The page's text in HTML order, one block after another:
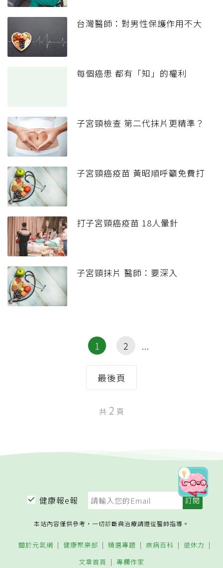
台灣醫師：對男性保護作用不大
每個癌患 都有「知」的權利
子宮頸檢查 第二代抹片更精準？
子宮頸癌疫苗 黃昭順呼籲免費打
打子宮頸癌疫苗 18人暈針
子宮頸抹片 醫師：要深入
1 2
最後頁
共 2 頁
健康報e報
本站內容僅供參考，一切診斷與治療請遵從醫師指導。
關於元氣網 健康聚樂部 精選專題 疾病百科
退休力
文章首頁
專欄作家